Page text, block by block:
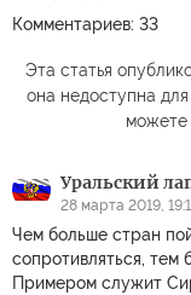
Комментариев: 33
Эта статья
она недоступна
можете
Уральский
28 марта 2019,
Чем больше стран
сопротивляться, тем
Примером служит